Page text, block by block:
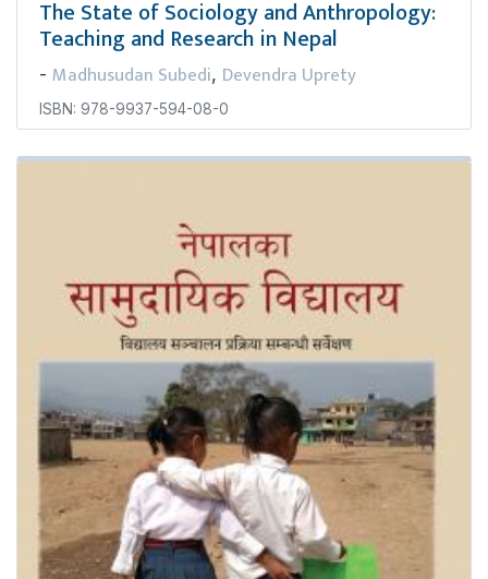
The State of Sociology and Anthropology:
Teaching and Research in Nepal
- Madhusudan Subedi, Devendra Uprety
ISBN: 978-9937-594-08-0